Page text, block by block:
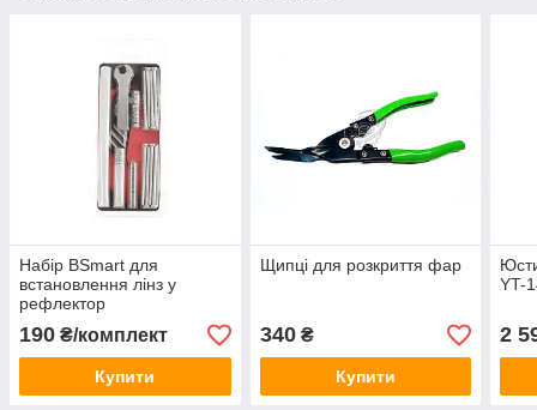
Набір BSmart для
встановлення лінз у
рефлектор
190 ₴/комплект
Купити
Щипці для розкриття фар
340₴
Купити
YT-
2